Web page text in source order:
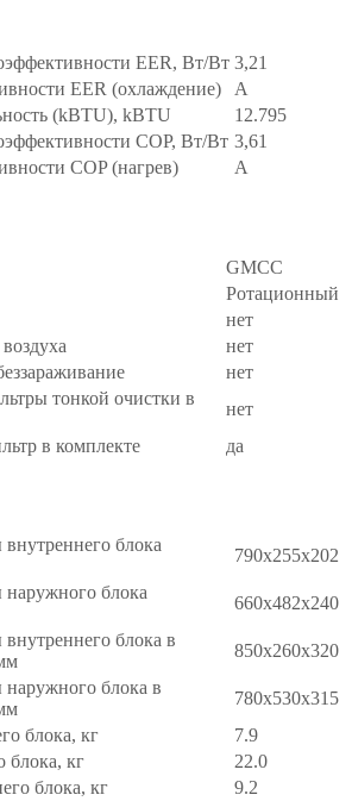
EER, Вт/Вт 3,21
EER (охлаждение)
A
(kBTU), kBTU
12.795
COP, Вт/Вт 3,61
COP (нагрев)
A
GMCC
Ротационный
нет
нет
нет
тонкой очистки в
нет
в комплекте
да
блока
790x255x202
блока
660x482x240
блока в
850x260x320
блока в
780x530x315
блока, кг
7.9
блока, кг
22.0
блока, кг
9.2